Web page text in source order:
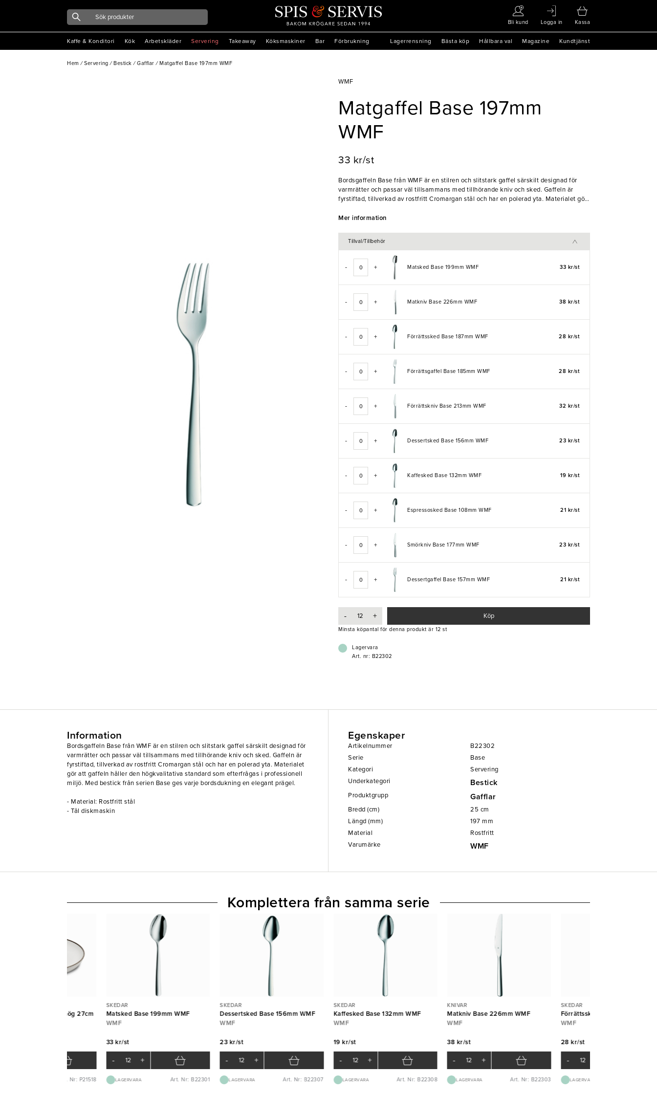
Bli kund Logga in Kassa
Kaffe & Konditori Kök Arbetskläder Servering Takeaway Köksmaskiner Bar Förbrukning Lagerrensning Bästa köp Hållbara val Magazine Kundtjänst
Hem / Servering / Bestick / Gafflar / Matgaffel Base 197mm WMF
WMF
Matgaffel Base 197mm
WMF
33 kr/st
Bordsgaffeln Base från WMF är en stilren och slitstark gaffel särskilt designad för
varmrätter och passar väl tillsammans med tillhörande kniv och sked. Gaffeln är
fyrstiftad, tillverkad av rostfritt Cromargan stål och har en polerad yta. Materialet gör
Med bestick från serien Base ges varje bordsdukning en elegant prägel.
- Tål diskmaskin
Mer information
Tillval/Tillbehör
- + Matsked Base 199mm WMF 33 kr/st
- + Matkniv Base 226mm WMF 38 kr/st
- + Förrättssked Base 187mm WMF 28 kr/st
- + Förrättsgaffel Base 185mm WMF 28 kr/st
- + Förrättskniv Base 213mm WMF 32 kr/st
- + Dessertsked Base 156mm WMF 23 kr/st
- + Kaffesked Base 132mm WMF 19 kr/st
- + Espressosked Base 108mm WMF 21 kr/st
- + Smörkniv Base 177mm WMF 23 kr/st
- + Dessertgaffel Base 157mm WMF 21 kr/st
- + Köp
Minsta köpantal för denna produkt är 12 st
Lagervara
Art. nr: B22302
Information
Bordsgaffeln Base från WMF är en stilren och slitstark gaffel särskilt designad för
varmrätter och passar väl tillsammans med tillhörande kniv och sked. Gaffeln är
fyrstiftad, tillverkad av rostfritt Cromargan stål och har en polerad yta. Materialet
gör att gaffeln håller den högkvalitativa standard som efterfrågas i professionell
miljö. Med bestick från serien Base ges varje bordsdukning en elegant prägel.
- Material: Rostfritt stål
- Tål diskmaskin
Egenskaper
Artikelnummer
B22302
Serie
Base
Kategori
Servering
Underkategori
Bestick
Produktgrupp Gafflar
Bredd (cm) 25 cm
Längd (mm)
197 mm
Material
Rostfritt
Varumärke
WMF
Strøk utan bräm hög 27cm
Art. Nr: P21518
SKEDAR
Matsked Base 199mm WMF
WMF
33 kr/st
- +
LAGERVARA Art. Nr: B22301
SKEDAR
Dessertsked Base 156mm WMF
WMF
23 kr/st
- +
LAGERVARA Art. Nr: B22307
SKEDAR
Kaffesked Base 132mm WMF
WMF
19 kr/st
- +
LAGERVARA Art. Nr: B22308
KNIVAR
Matkniv Base 226mm WMF
WMF
38 kr/st
- +
LAGERVARA Art. Nr: B22303
SKEDAR
Förrättssked Base 187mm WMF
WMF
28 kr/st
-
LAGERVARA
Komplettera från samma serie